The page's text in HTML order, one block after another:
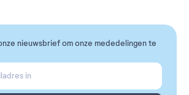
nieuwsbrief om onze mededelingen te